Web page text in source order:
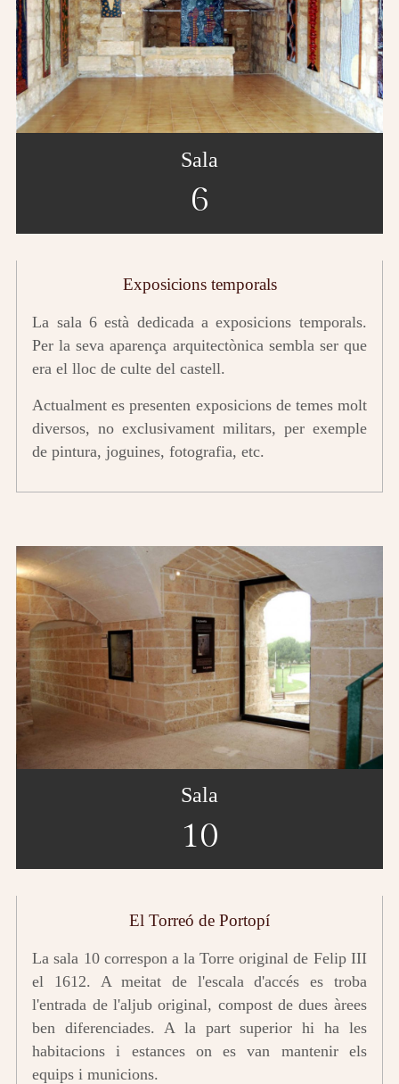
Sala
6
Exposicions temporals
La sala 6 està dedicada a exposicions temporals.
Per la seva aparença arquitectònica sembla ser que
era el lloc de culte del castell.
Actualment es presenten exposicions de temes molt
diversos, no exclusivament militars, per exemple
de pintura, joguines, fotografia, etc.
Sala
10
El Torreó de Portopí
La sala 10 correspon a la Torre original de Felip III
el 1612. A meitat de l'escala d'accés es troba
l'entrada de l'aljub original, compost de dues àrees
ben diferenciades. A la part superior hi ha les
habitacions i estances on es van mantenir els
equips i municions.